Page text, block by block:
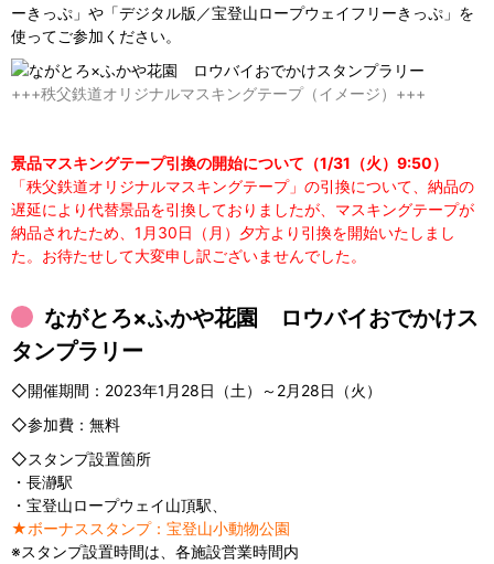
ーきっぷ」や「デジタル版／宝登山ロープウェイフリーきっぷ」を
使ってご参加ください。
+++秩父鉄道オリジナルマスキングテープ（イメージ）+++
景品マスキングテープ引換の開始について（1/31（火）9:50）
「秩父鉄道オリジナルマスキングテープ」の引換について、納品の
遅延により代替景品を引換しておりましたが、マスキングテープが
納品されたため、1月30日（月）夕方より引換を開始いたしまし
た。お待たせして大変申し訳ございませんでした。
ながとろ×ふかや花園 ロウバイおでかけス
タンプラリー
◇開催期間：2023年1月28日（土）～2月28日（火）
◇参加費：無料
◇スタンプ設置箇所
・長瀞駅
・宝登山ロープウェイ山頂駅、
★ボーナススタンプ：宝登山小動物公園
※スタンプ設置時間は、各施設営業時間内